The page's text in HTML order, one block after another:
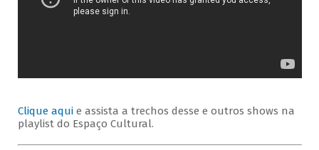
Clique aquie assista a trechos desse e outros shows na
playlist do Espaço Cultural.